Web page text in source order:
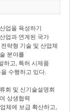
업을 육성하기
업과 연계된 국가
략형 기술 및 산업체
분야를
하고, 특허 시제품
수행하고 있다.
회 및 신기술설명회
상생협력
체에 보급 확산하고,